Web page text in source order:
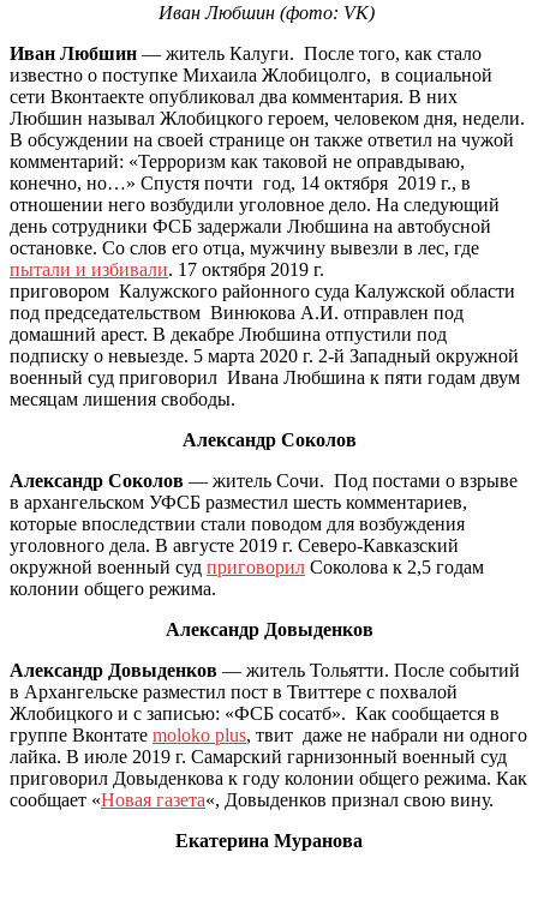
Иван Любшин (фото: VK)
Иван Любшин — житель Калуги. После того, как стало
известно о поступке Михаила Жлобицолго, в социальной
сети Вконтаекте опубликовал два комментария. В них
Любшин называл Жлобицкого героем, человеком дня, недели.
В обсуждении на своей странице он также ответил на чужой
комментарий: «Терроризм как таковой не оправдываю,
конечно, но…» Спустя почти год, 14 октября 2019 г., в
отношении него возбудили уголовное дело. На следующий
день сотрудники ФСБ задержали Любшина на автобусной
остановке. Со слов его отца, мужчину вывезли в лес, где
пытали и избивали. 17 октября 2019 г.
приговором Калужского районного суда Калужской области
под председательством Винюкова А.И. отправлен под
домашний арест. В декабре Любшина отпустили под
подписку о невыезде. 5 марта 2020 г. 2-й Западный окружной
военный суд приговорил Ивана Любшина к пяти годам двум
месяцам лишения свободы.
Александр Соколов
Александр Соколов — житель Сочи. Под постами о взрыве
в архангельском УФСБ разместил шесть комментариев,
которые впоследствии стали поводом для возбуждения
уголовного дела. В августе 2019 г. Северо-Кавказский
окружной военный суд приговорил Соколова к 2,5 годам
колонии общего режима.
Александр Довыденков
Александр Довыденков — житель Тольятти. После событий
в Архангельске разместил пост в Твиттере с похвалой
Жлобицкого и с записью: «ФСБ сосатб». Как сообщается в
группе Вконтате moloko plus, твит даже не набрали ни одного
лайка. В июле 2019 г. Самарский гарнизонный военный суд
приговорил Довыденкова к году колонии общего режима. Как
сообщает «Новая газета«, Довыденков признал свою вину.
Екатерина Муранова